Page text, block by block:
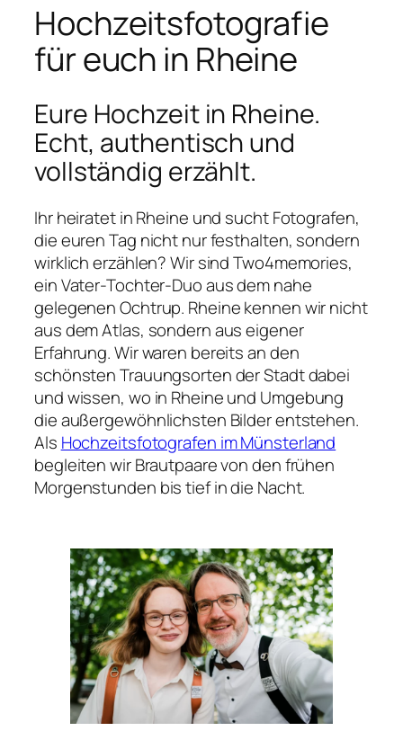
Hochzeitsfotografie
für euch in Rheine
Eure Hochzeit in Rheine.
Echt, authentisch und
vollständig erzählt.
Ihr heiratet in Rheine und sucht Fotografen,
die euren Tag nicht nur festhalten, sondern
wirklich erzählen? Wir sind Two4memories,
ein Vater-Tochter-Duo aus dem nahe
gelegenen Ochtrup. Rheine kennen wir nicht
aus dem Atlas, sondern aus eigener
Erfahrung. Wir waren bereits an den
schönsten Trauungsorten der Stadt dabei
und wissen, wo in Rheine und Umgebung
die außergewöhnlichsten Bilder entstehen.
Als Hochzeitsfotografen im Münsterland
begleiten wir Brautpaare von den frühen
Morgenstunden bis tief in die Nacht.